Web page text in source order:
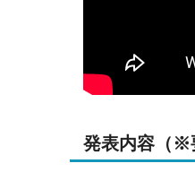
発表内容（※